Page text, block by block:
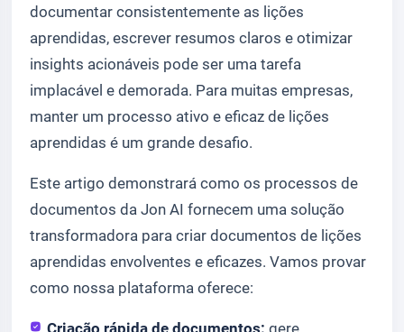
documentar consistentemente as lições
aprendidas, escrever resumos claros e otimizar
insights acionáveis pode ser uma tarefa
implacável e demorada. Para muitas empresas,
manter um processo ativo e eficaz de lições
aprendidas é um grande desafio.
Este artigo demonstrará como os processos de
documentos da Jon AI fornecem uma solução
transformadora para criar documentos de lições
aprendidas envolventes e eficazes. Vamos provar
como nossa plataforma oferece:
Criação rápida de documentos: gere